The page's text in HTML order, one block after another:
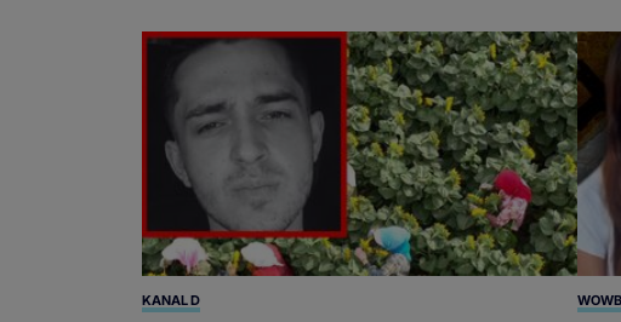
KANAL D